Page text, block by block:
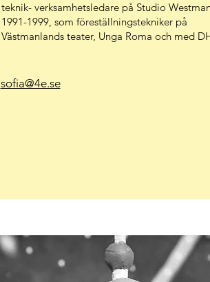
teknik- verksamhetsledare på Studio
1991-1999, som föreställningstekniker på
Västmanlands teater, Unga Roma och med
sofia@4e.se